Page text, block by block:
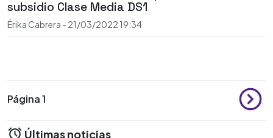
subsidio Clase Media DS1
Érika Cabrera - 21/03/2022 19:34
Página 1
Últimas noticias